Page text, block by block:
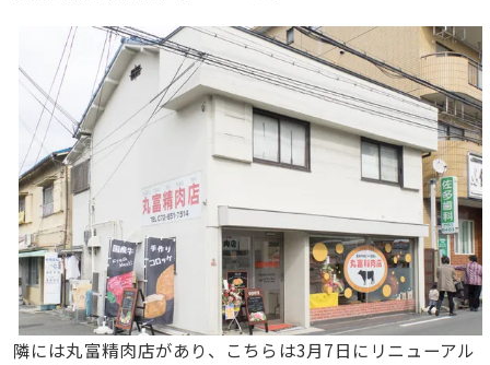
隣には丸富精肉店があり、こちらは3月7日にリニューアル